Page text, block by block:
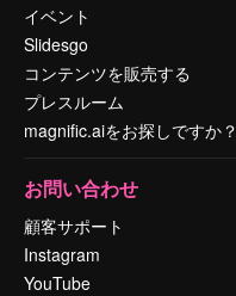
イベント
Slidesgo
コンテンツを販売する
プレスルーム
magnific.aiをお探しですか？
お問い合わせ
顧客サポート
Instagram
YouTube